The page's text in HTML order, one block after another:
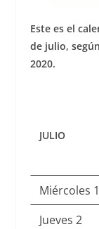
Este es el
de julio,
2020.
JULIO
Miércoles 1
Jueves 2